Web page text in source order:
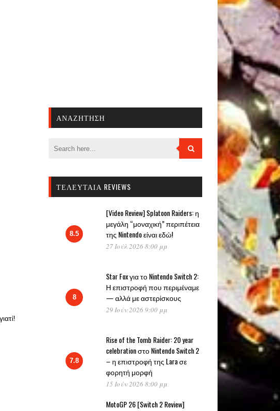
ΑΝΑΖΉΤΗΣΗ
ΤΕΛΕΥΤΑΊΑ REVIEWS
8.5
[Video Review] Splatoon Raiders: η
μεγάλη “μοναχική” περιπέτεια
της Nintendo είναι εδώ!
27 Ιούλ 2026 8:00 μμ
8
Star Fox για το Nintendo Switch 2:
Η επιστροφή που περιμέναμε
— αλλά με αστερίσκους
29 Ιούν 2026 9:00 μμ
7.8
Rise of the Tomb Raider: 20 year
celebration στο Nintendo Switch 2
– η επιστροφή της Lara σε
φορητή μορφή
15 Ιούν 2026 8:00 μμ
MotoGP 26 [Switch 2 Review]